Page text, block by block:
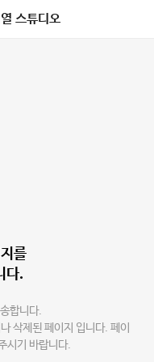
스튜디오
를
다.
합니다.
삭제된 페이지 입니다. 페이
시기 바랍니다.